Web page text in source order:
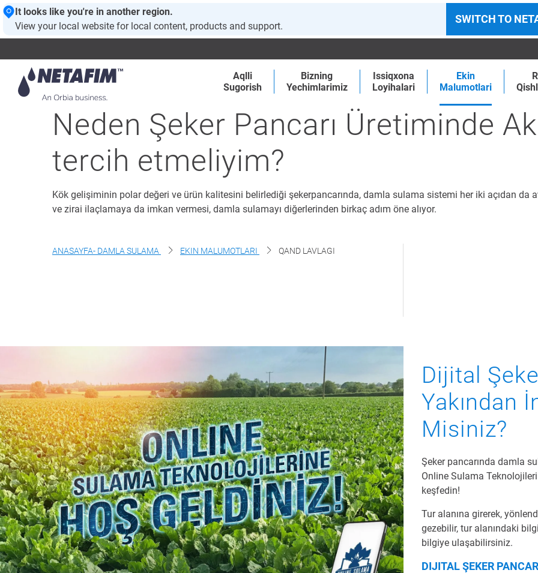
It looks like you're in another region.
View your local website for local content, products and support.
SWITCH TO
Aqlli
Sugorish
Bizning
Yechimlarimiz
Issiqxona
Loyihalari
Ekin
Malumotlari
Neden Şeker Pancarı Üretiminde
tercih etmeliyim?
Kök gelişiminin polar değeri ve ürün kalitesini belirlediği şekerpancarında, damla sulama sistemi her iki açıdan da
ve zirai ilaçlamaya da imkan vermesi, damla sulamayı diğerlerinden birkaç adım öne alıyor.
ANASAYFA- DAMLA SULAMA EKIN MALUMOTLARI QAND LAVLAGI
Dijital
Yakından
Misiniz?
Şeker pancarında damla
Online Sulama Teknolojileri
keşfedin!
Tur alanına girerek,
gezebilir, tur alanındaki
bilgiye ulaşabilirsiniz.
DIJITAL ŞEKER